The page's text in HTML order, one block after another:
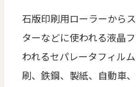
石版印刷用ローラーから
ターなどに使われる液晶
われるセパレータフィル
刷、鉄鋼、製紙、自動車